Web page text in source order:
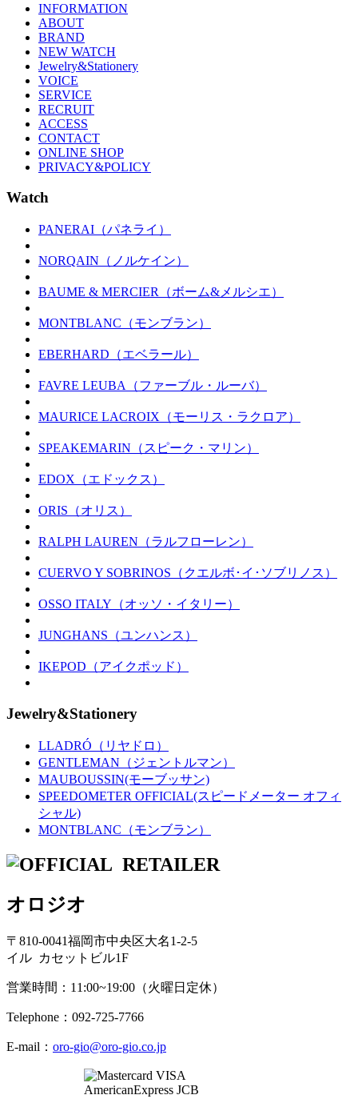
INFORMATION
ABOUT
BRAND
NEW WATCH
Jewelry&Stationery
VOICE
SERVICE
RECRUIT
ACCESS
CONTACT
ONLINE SHOP
PRIVACY&POLICY
Watch
PANERAI（パネライ）
NORQAIN（ノルケイン）
BAUME & MERCIER（ボーム&メルシエ）
MONTBLANC（モンブラン）
EBERHARD（エベラール）
FAVRE LEUBA（ファーブル・ルーバ）
MAURICE LACROIX（モーリス・ラクロア）
SPEAKEMARIN（スピーク・マリン）
EDOX（エドックス）
ORIS（オリス）
RALPH LAUREN（ラルフローレン）
CUERVO Y SOBRINOS（クエルボ･イ･ソブリノス）
OSSO ITALY（オッソ・イタリー）
JUNGHANS（ユンハンス）
IKEPOD（アイクポッド）
Jewelry&Stationery
LLADRÓ（リヤドロ）
GENTLEMAN（ジェントルマン）
MAUBOUSSIN(モーブッサン)
SPEEDOMETER OFFICIAL(スピードメーター オフィ
シャル)
MONTBLANC（モンブラン）
オロジオ
〒810-0041福岡市中央区大名1-2-5
イル カセットビル1F
営業時間：11:00~19:00（火曜日定休）
Telephone：092-725-7766
E-mail： oro-gio@oro-gio.co.jp